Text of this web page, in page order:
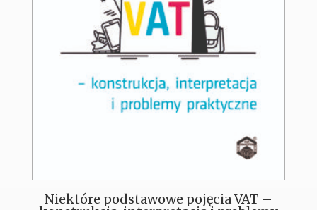
Niektóre podstawowe pojęcia VAT –